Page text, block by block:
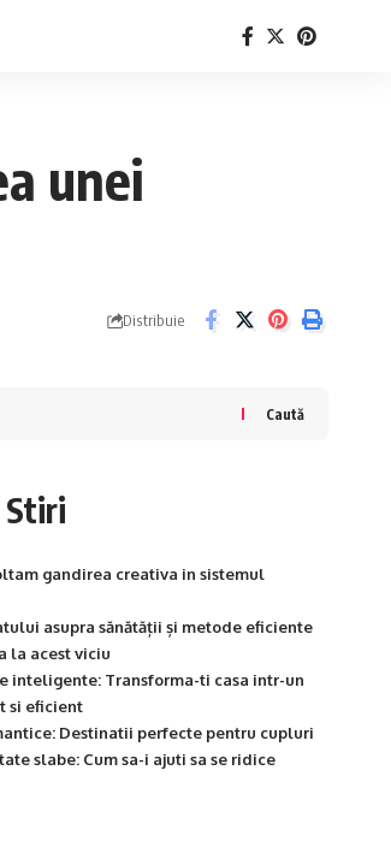
unei
Distribuie
Caută
gandirea creativa in sistemul
asupra sănătății și metode eficiente
la acest viciu
inteligente: Transforma-ti casa intr-un
si eficient
Destinatii perfecte pentru cupluri
slabe: Cum sa-i ajuti sa se ridice